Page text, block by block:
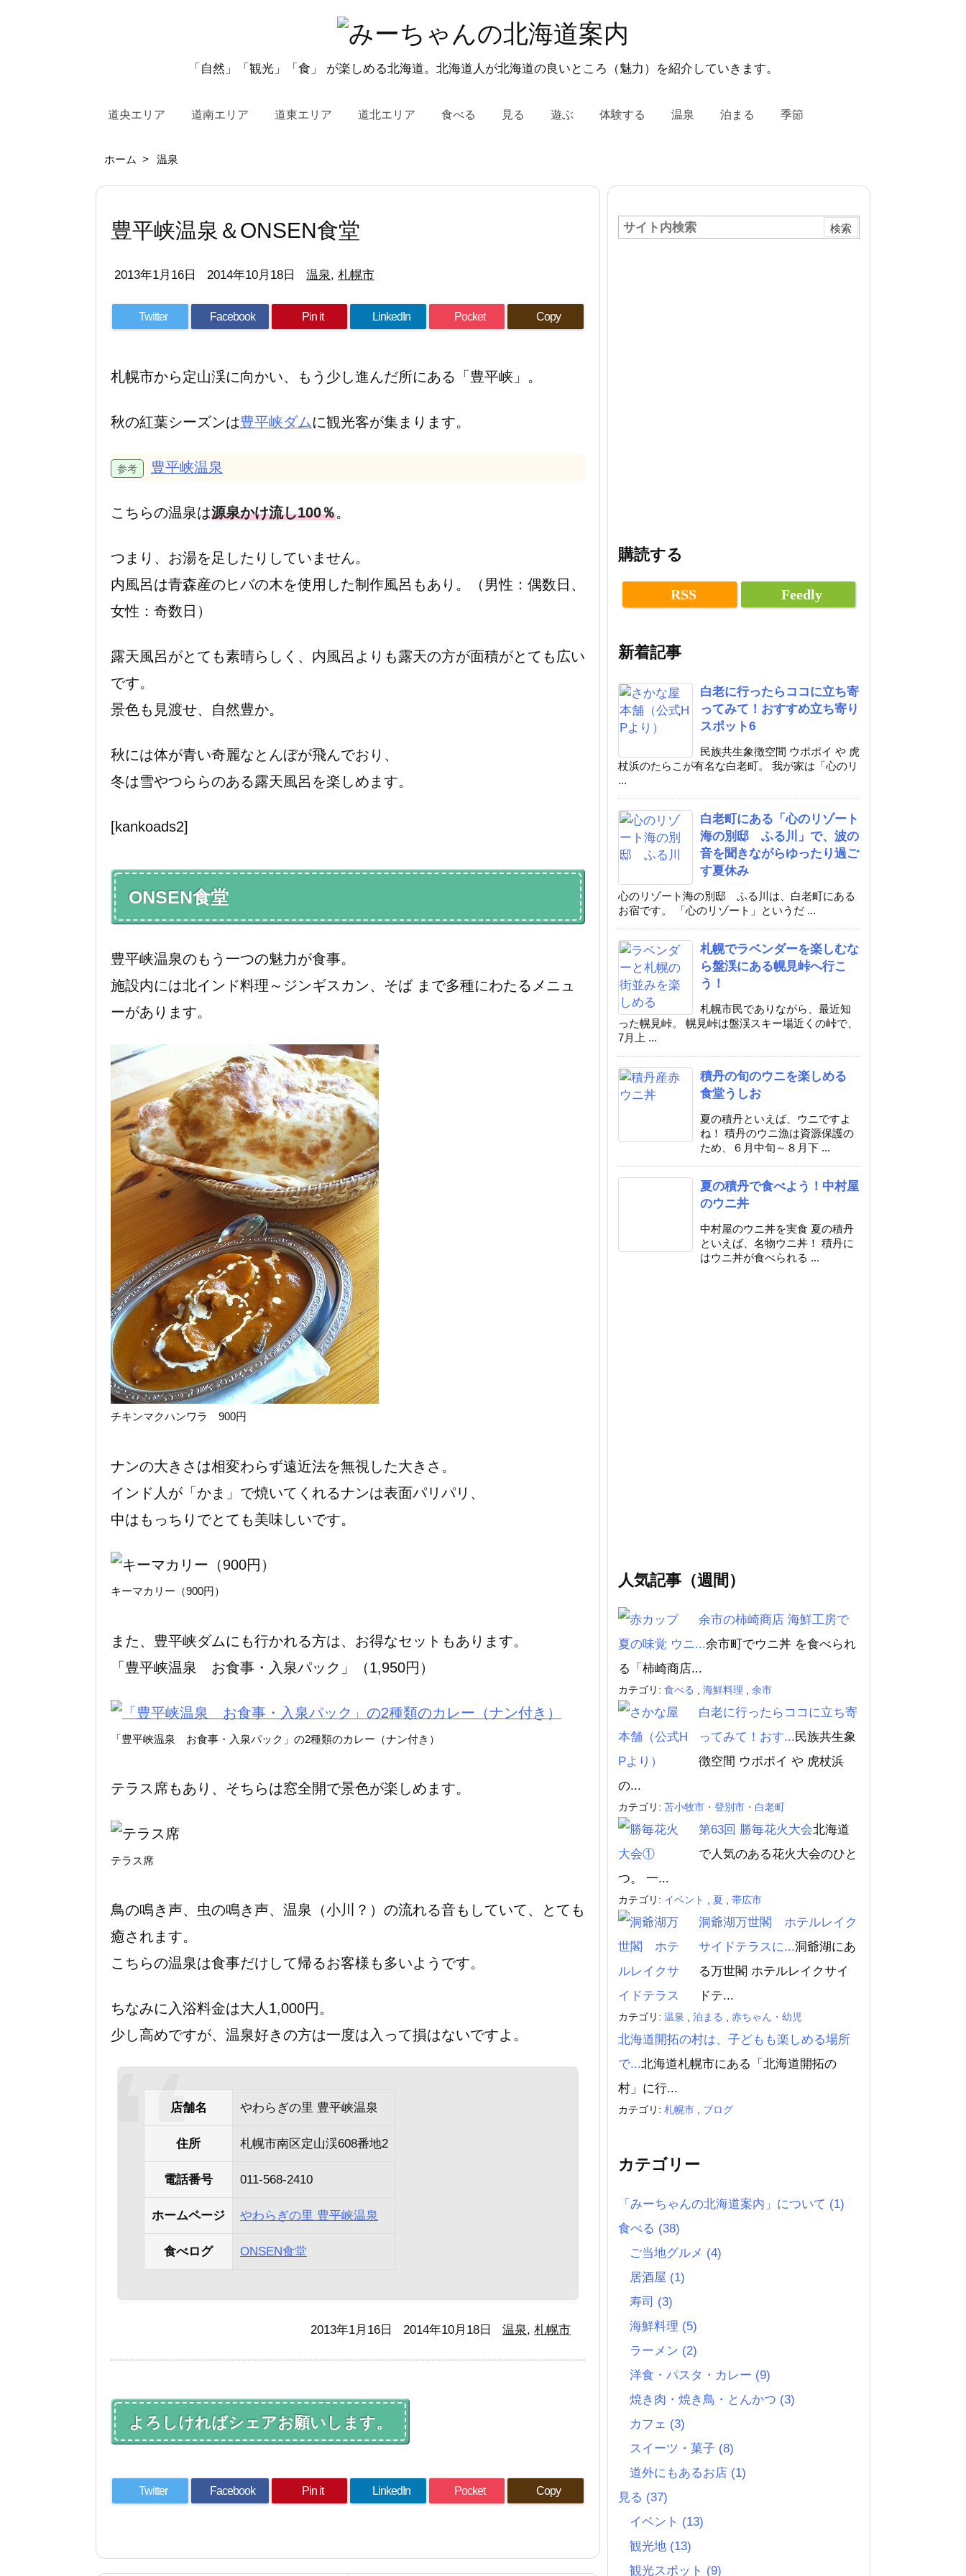
「自然」「観光」「食」 が楽しめる北海道。北海道人が北海道の良いところ（魅力）を紹介していきます。
道央エリア 道南エリア 道東エリア 道北エリア 食べる 見る 遊ぶ 体験する 温泉 泊まる 季節
ホーム > 温泉
豊平峡温泉＆ONSEN食堂
2013年1月16日 2014年10月18日 温泉, 札幌市
Twitter Facebook Pin it LinkedIn Pocket Copy
札幌市から定山渓に向かい、もう少し進んだ所にある「豊平峡」。
秋の紅葉シーズンは豊平峡ダムに観光客が集まります。
豊平峡温泉
こちらの温泉は源泉かけ流し100％。
つまり、お湯を足したりしていません。
内風呂は青森産のヒバの木を使用した制作風呂もあり。（男性：偶数日、
女性：奇数日）
露天風呂がとても素晴らしく、内風呂よりも露天の方が面積がとても広い
です。
景色も見渡せ、自然豊か。
秋には体が青い奇麗なとんぼが飛んでおり、
冬は雪やつららのある露天風呂を楽しめます。
[kankoads2]
ONSEN食堂
豊平峡温泉のもう一つの魅力が食事。
施設内には北インド料理～ジンギスカン、そば まで多種にわたるメニュ
ーがあります。
チキンマクハンワラ 900円
ナンの大きさは相変わらず遠近法を無視した大きさ。
インド人が「かま」で焼いてくれるナンは表面パリパリ、
中はもっちりでとても美味しいです。
キーマカリー（900円）
また、豊平峡ダムにも行かれる方は、お得なセットもあります。
「豊平峡温泉 お食事・入泉パック」（1,950円）
「豊平峡温泉 お食事・入泉パック」の2種類のカレー（ナン付き）
テラス席もあり、そちらは窓全開で景色が楽しめます。
テラス席
鳥の鳴き声、虫の鳴き声、温泉（小川？）の流れる音もしていて、とても
癒されます。
こちらの温泉は食事だけして帰るお客様も多いようです。
ちなみに入浴料金は大人1,000円。
少し高めですが、温泉好きの方は一度は入って損はないですよ。
店舗名 やわらぎの里 豊平峡温泉
住所 札幌市南区定山渓608番地2
電話番号 011-568-2410
ホームページ やわらぎの里 豊平峡温泉
食べログ ONSEN食堂
2013年1月16日 2014年10月18日 温泉, 札幌市
よろしければシェアお願いします。
Twitter Facebook Pin it LinkedIn Pocket Copy
購読する
RSS Feedly
新着記事
白老に行ったらココに立ち寄
ってみて！おすすめ立ち寄り
スポット6
民族共生象徴空間 ウポポイ や 虎
杖浜のたらこが有名な白老町。 我が家は「心のリ
...
白老町にある「心のリゾート
海の別邸 ふる川」で、波の
音を聞きながらゆったり過ご
す夏休み
心のリゾート海の別邸 ふる川は、白老町にある
お宿です。 「心のリゾート」というだ ...
札幌でラベンダーを楽しむな
ら盤渓にある幌見峠へ行こ
う！
札幌市民でありながら、最近知
った幌見峠。 幌見峠は盤渓スキー場近くの峠で、
7月上 ...
積丹の旬のウニを楽しめる
食堂うしお
夏の積丹といえば、ウニですよ
ね！ 積丹のウニ漁は資源保護の
ため、６月中旬～８月下 ...
夏の積丹で食べよう！中村屋
のウニ丼
中村屋のウニ丼を実食 夏の積丹
といえば、名物ウニ丼！ 積丹に
はウニ丼が食べられる ...
人気記事（週間）
余市の柿崎商店 海鮮工房で
夏の味覚 ウニ...余市町でウニ丼 を食べられ
る「柿崎商店...
カテゴリ: 食べる 海鮮料理 余市
白老に行ったらココに立ち寄
ってみて！おす...民族共生象
徴空間 ウポポイ や 虎杖浜
の...
カテゴリ: 苫小牧市・登別市・白老町
第63回 勝毎花火大会北海道
で人気のある花火大会のひと
つ。 一...
カテゴリ: イベント 夏 帯広市
洞爺湖万世閣 ホテルレイク
サイドテラスに...洞爺湖にあ
る万世閣 ホテルレイクサイ
ドテ...
カテゴリ: 温泉 泊まる 赤ちゃん・幼児
北海道開拓の村は、子どもも楽しめる場所
で...北海道札幌市にある「北海道開拓の
村」に行...
カテゴリ: 札幌市 ブログ
カテゴリー
「みーちゃんの北海道案内」について (1)
食べる (38)
ご当地グルメ (4)
居酒屋 (1)
寿司 (3)
海鮮料理 (5)
ラーメン (2)
洋食・パスタ・カレー (9)
焼き肉・焼き鳥・とんかつ (3)
カフェ (3)
スイーツ・菓子 (8)
道外にもあるお店 (1)
見る (37)
イベント (13)
観光地 (13)
観光スポット (9)